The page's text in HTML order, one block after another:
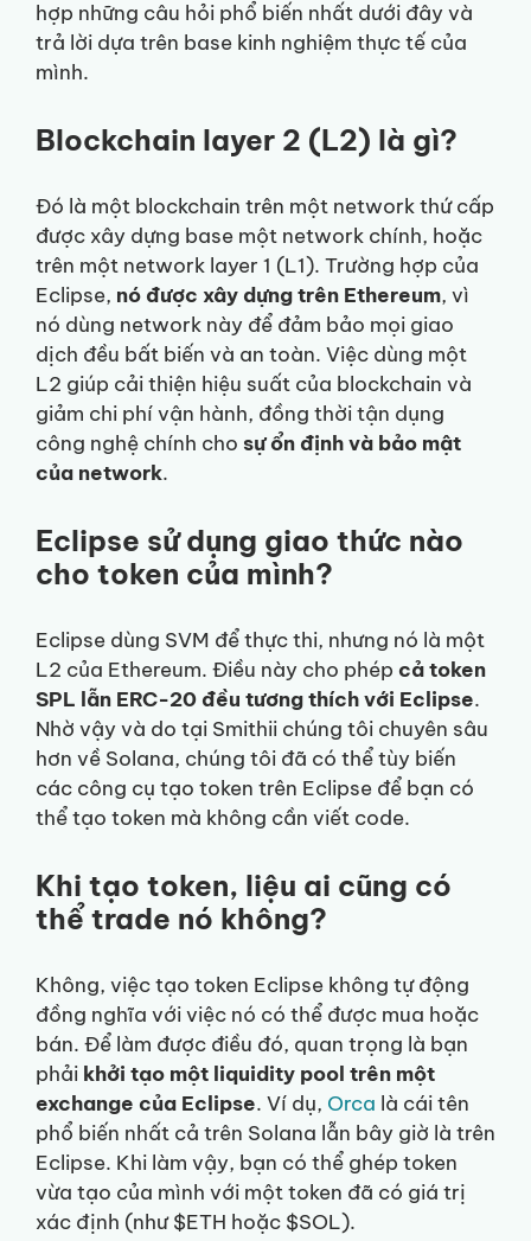
hợp những câu hỏi phổ biến nhất dưới đây và
trả lời dựa trên base kinh nghiệm thực tế của
mình.
Blockchain layer 2 (L2) là gì?
Đó là một blockchain trên một network thứ cấp
được xây dựng base một network chính, hoặc
trên một network layer 1 (L1). Trường hợp của
Eclipse, nó được xây dựng trên Ethereum, vì
nó dùng network này để đảm bảo mọi giao
dịch đều bất biến và an toàn. Việc dùng một
L2 giúp cải thiện hiệu suất của blockchain và
giảm chi phí vận hành, đồng thời tận dụng
công nghệ chính cho sự ổn định và bảo mật
của network.
Eclipse sử dụng giao thức nào
cho token của mình?
Eclipse dùng SVM để thực thi, nhưng nó là một
L2 của Ethereum. Điều này cho phép cả token
SPL lẫn ERC-20 đều tương thích với Eclipse.
Nhờ vậy và do tại Smithii chúng tôi chuyên sâu
hơn về Solana, chúng tôi đã có thể tùy biến
các công cụ tạo token trên Eclipse để bạn có
thể tạo token mà không cần viết code.
Khi tạo token, liệu ai cũng có
thể trade nó không?
Không, việc tạo token Eclipse không tự động
đồng nghĩa với việc nó có thể được mua hoặc
bán. Để làm được điều đó, quan trọng là bạn
phải khởi tạo một liquidity pool trên một
exchange của Eclipse. Ví dụ, Orca là cái tên
phổ biến nhất cả trên Solana lẫn bây giờ là trên
Eclipse. Khi làm vậy, bạn có thể ghép token
vừa tạo của mình với một token đã có giá trị
xác định (như $ETH hoặc $SOL).